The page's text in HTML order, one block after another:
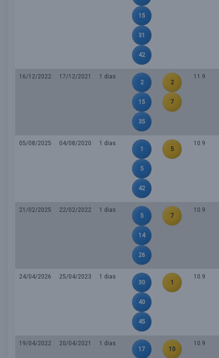
15
31
42
16/12/2022 17/12/2021
1 dias
2
15
35
2
7
11.9
05/08/2025 04/08/2020
1 dias
1
5
42
5
10.9
21/02/2025 22/02/2022
1 dias
5
14
26
7
10.9
24/04/2026 25/04/2023
1 dias
30
40
45
1
10.9
19/04/2022 20/04/2021
1 dias
17
10
10.9